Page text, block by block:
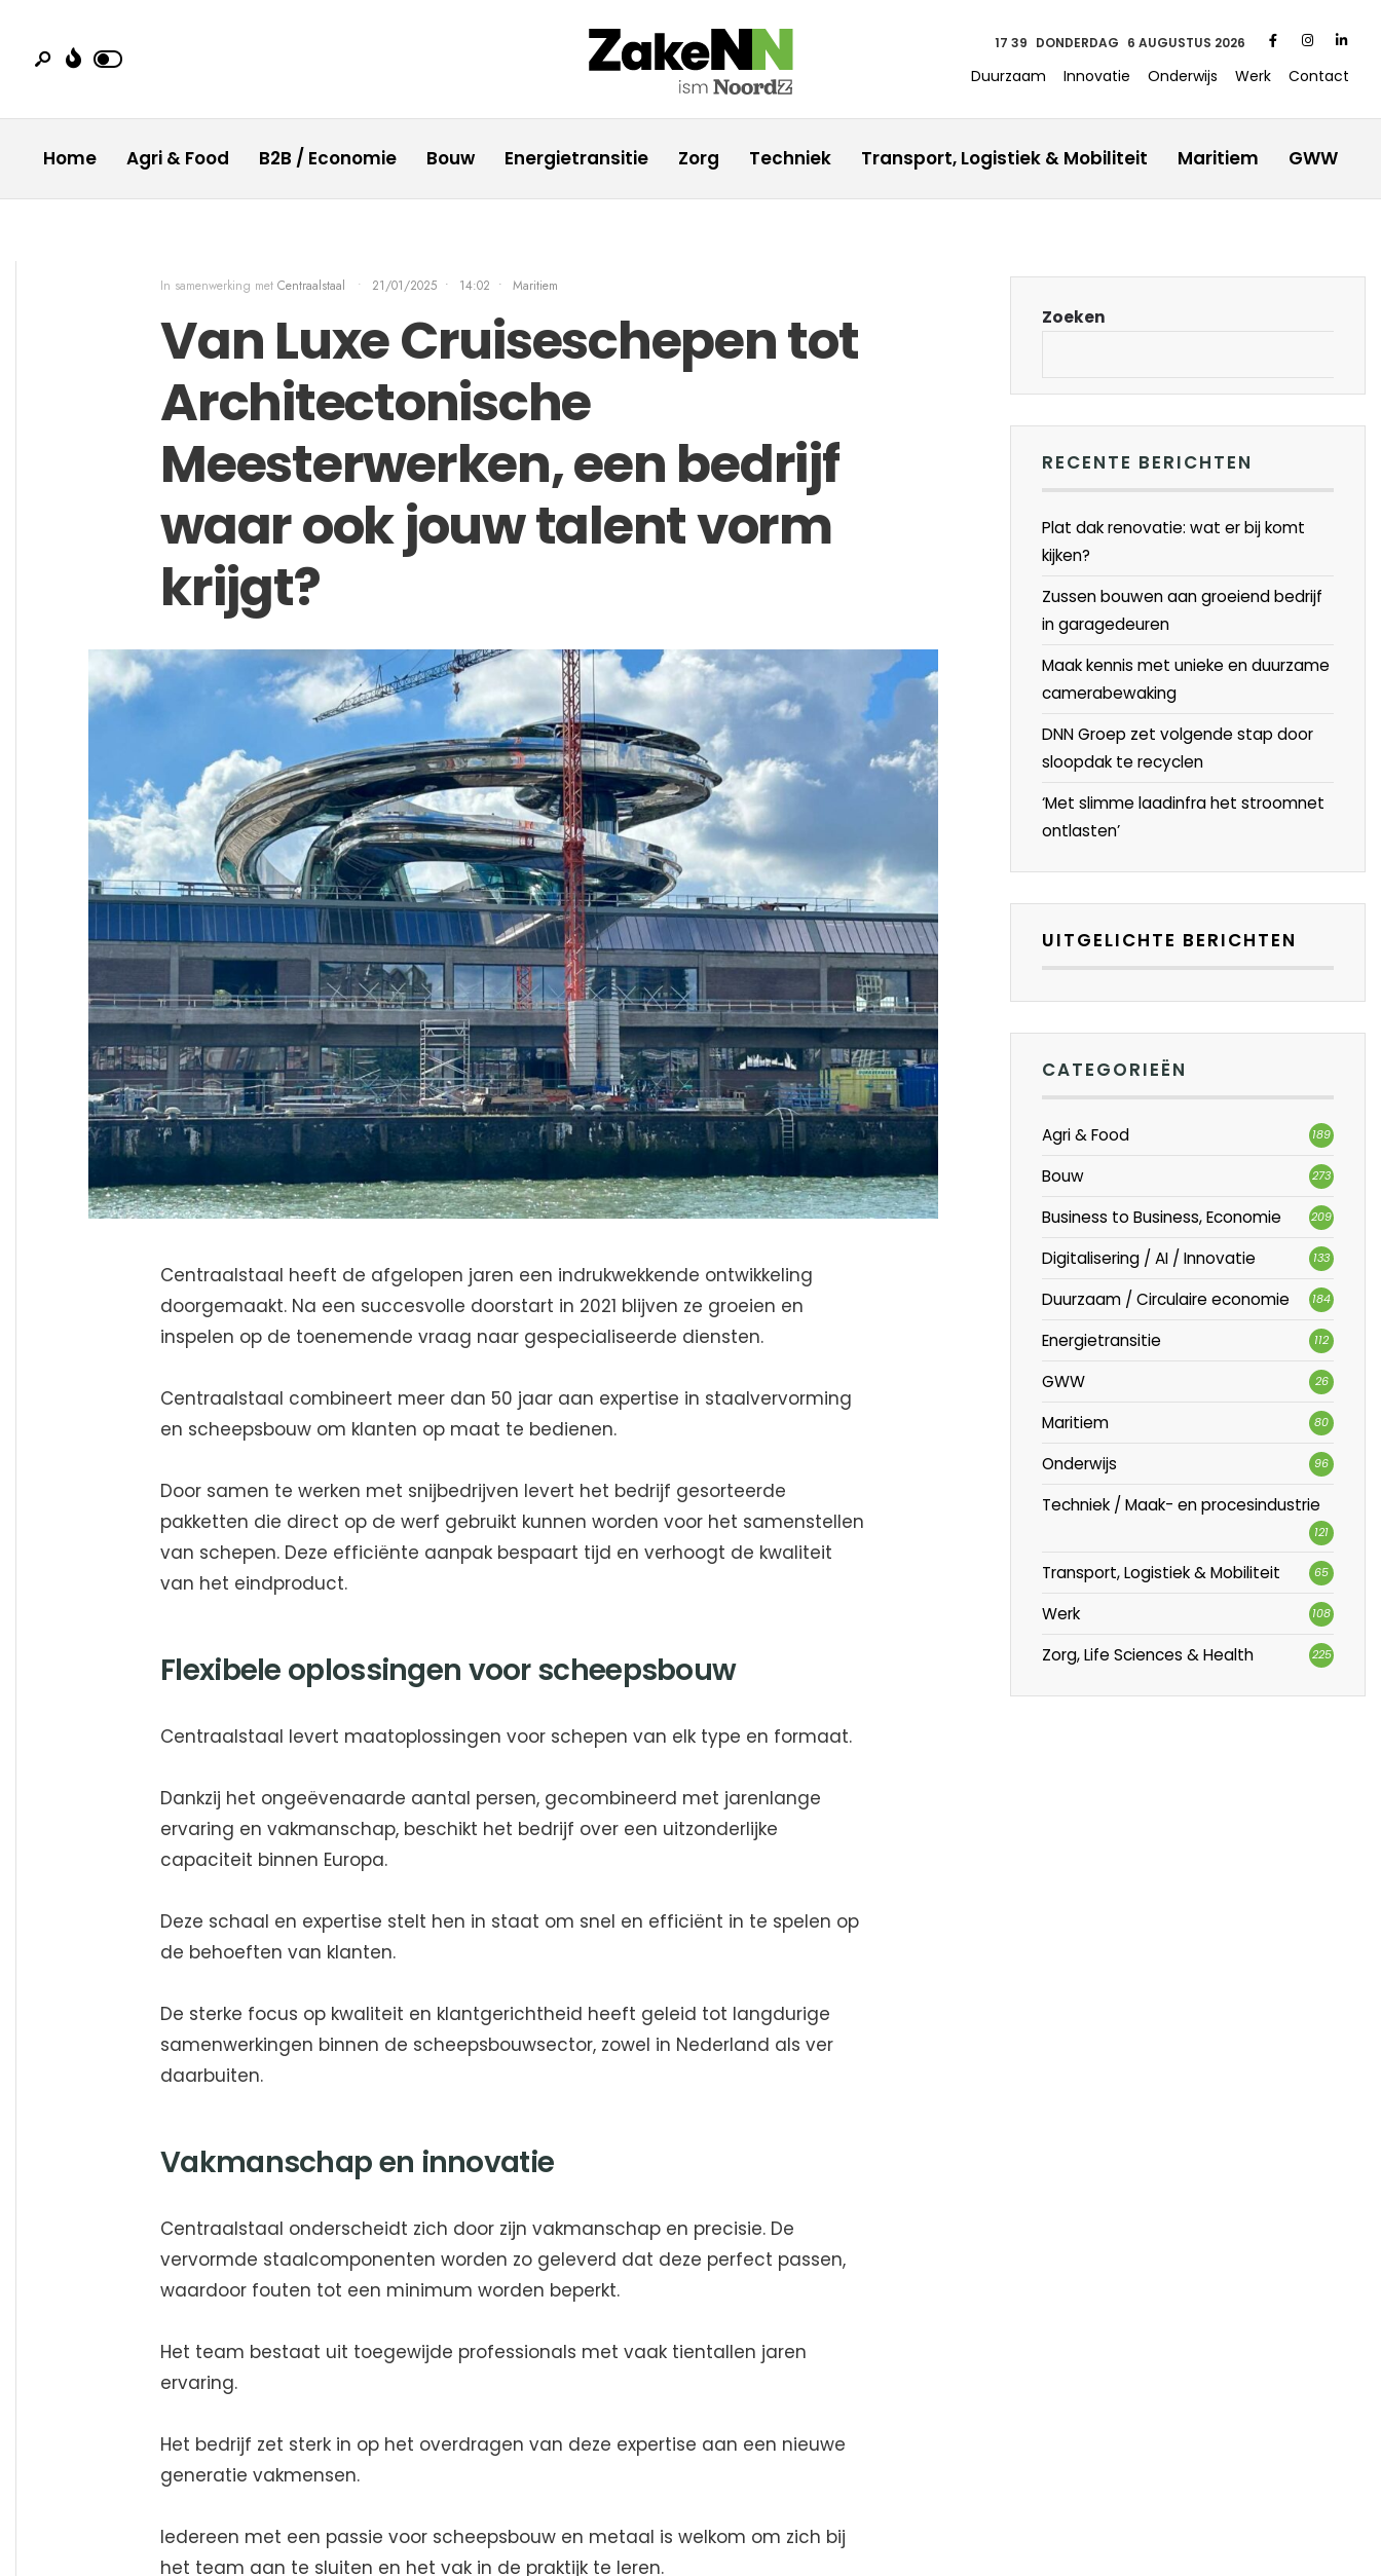
17 40 DONDERDAG 6 AUGUSTUS 2026
Duurzaam Innovatie Onderwijs Werk Contact
Home Agri & Food B2B / Economie Bouw Energietransitie Zorg Techniek Transport, Logistiek & Mobiliteit Maritiem GWW
In samenwerking met Centraalstaal • 21/01/2025 • 14:02 • Maritiem
Van Luxe Cruiseschepen tot
Architectonische
Meesterwerken, een bedrijf
waar ook jouw talent vorm
krijgt?
Centraalstaal heeft de afgelopen jaren een indrukwekkende ontwikkeling
doorgemaakt. Na een succesvolle doorstart in 2021 blijven ze groeien en
inspelen op de toenemende vraag naar gespecialiseerde diensten.
Centraalstaal combineert meer dan 50 jaar aan expertise in staalvervorming
en scheepsbouw om klanten op maat te bedienen.
Door samen te werken met snijbedrijven levert het bedrijf gesorteerde
pakketten die direct op de werf gebruikt kunnen worden voor het samenstellen
van schepen. Deze efficiënte aanpak bespaart tijd en verhoogt de kwaliteit
van het eindproduct.
Flexibele oplossingen voor scheepsbouw
Centraalstaal levert maatoplossingen voor schepen van elk type en formaat.
Dankzij het ongeëvenaarde aantal persen, gecombineerd met jarenlange
ervaring en vakmanschap, beschikt het bedrijf over een uitzonderlijke
capaciteit binnen Europa.
Deze schaal en expertise stelt hen in staat om snel en efficiënt in te spelen op
de behoeften van klanten.
De sterke focus op kwaliteit en klantgerichtheid heeft geleid tot langdurige
samenwerkingen binnen de scheepsbouwsector, zowel in Nederland als ver
daarbuiten.
Vakmanschap en innovatie
Centraalstaal onderscheidt zich door zijn vakmanschap en precisie. De
vervormde staalcomponenten worden zo geleverd dat deze perfect passen,
waardoor fouten tot een minimum worden beperkt.
Het team bestaat uit toegewijde professionals met vaak tientallen jaren
ervaring.
Het bedrijf zet sterk in op het overdragen van deze expertise aan een nieuwe
generatie vakmensen.
Iedereen met een passie voor scheepsbouw en metaal is welkom om zich bij
het team aan te sluiten en het vak in de praktijk te leren.
Zoeken
RECENTE BERICHTEN
Plat dak renovatie: wat er bij komt
kijken?
Zussen bouwen aan groeiend bedrijf
in garagedeuren
Maak kennis met unieke en duurzame
camerabewaking
DNN Groep zet volgende stap door
sloopdak te recyclen
‘Met slimme laadinfra het stroomnet
ontlasten’
UITGELICHTE BERICHTEN
CATEGORIEËN
Agri & Food 189
Bouw 273
Business to Business, Economie 209
Digitalisering / AI / Innovatie 133
Duurzaam / Circulaire economie 184
Energietransitie 112
GWW 26
Maritiem 80
Onderwijs 96
Techniek / Maak- en procesindustrie
121
Transport, Logistiek & Mobiliteit 65
Werk 108
Zorg, Life Sciences & Health 225